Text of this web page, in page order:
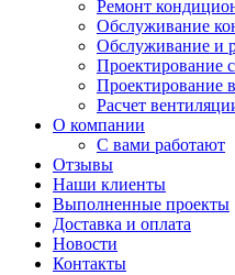
Ремонт
Обслуживание
Обслуживание и
Проектирование
Проектирование
Расчет
О компании
С вами работают
Отзывы
Наши клиенты
Выполненные проекты
Доставка и оплата
Новости
Контакты